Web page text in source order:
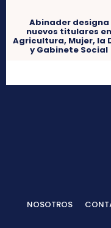
Noticias nacionales e
información veraz,